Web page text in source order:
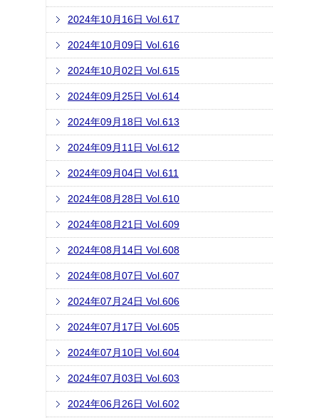
2024年10月16日 Vol.617
2024年10月09日 Vol.616
2024年10月02日 Vol.615
2024年09月25日 Vol.614
2024年09月18日 Vol.613
2024年09月11日 Vol.612
2024年09月04日 Vol.611
2024年08月28日 Vol.610
2024年08月21日 Vol.609
2024年08月14日 Vol.608
2024年08月07日 Vol.607
2024年07月24日 Vol.606
2024年07月17日 Vol.605
2024年07月10日 Vol.604
2024年07月03日 Vol.603
2024年06月26日 Vol.602